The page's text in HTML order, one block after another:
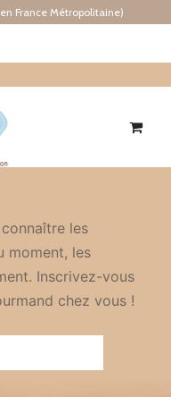
France Métropolitaine)
les
moment, les
Inscrivez-vous
chez vous !